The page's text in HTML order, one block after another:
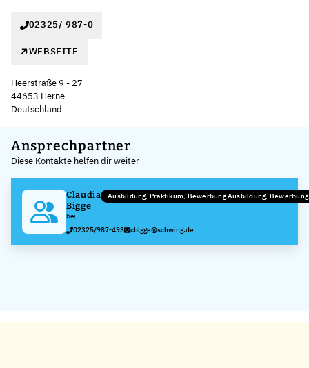
02325/ 987-0
WEBSEITE
Heerstraße 9 - 27
44653 Herne
Deutschland
+
−
Ansprechpartner
Diese Kontakte helfen dir weiter
Claudia
Bigge
bei
Schwing
GmbH
Ausbildung, Praktikum, Bewerbung Ausbildung,
02325/987-493 cbigge@schwing.de